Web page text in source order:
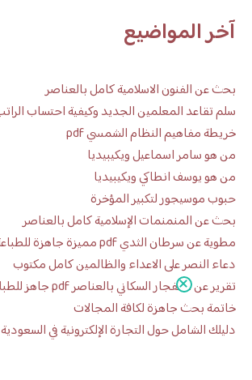
آخر المواضيع
بحث عن الفنون الاسلامية كامل بالعناصر
سلم تقاعد المعلمين الجديد وكيفية احتساب
خريطة مفاهيم النظام الشمسي pdf
من هو سامر اسماعيل ويكيبيديا
من هو يوسف انطاكي ويكيبيديا
حبوب موسيجور لتكبير المؤخرة
بحث عن المنمنمات الإسلامية كامل بالعناصر
مطوية عن سرطان الثدي pdf مميزة جاهزة للطباعة
دعاء النصر على الاعداء والظالمين كامل مكتوب
تقرير عن الانفجار السكاني بالعناصر pdf جاهز للطباعة
خاتمة بحث جاهزة لكافة المجالات
دليلك الشامل حول التجارة الإلكترونية في السعودية